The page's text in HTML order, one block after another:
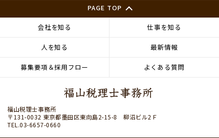
PAGE TOP
会社を知る 仕事を知る
人を知る 最新情報
募集要項＆採用フロー よくある質問
福山税理士事務所
〒131-0032 東京都墨田区東向島2-15-8 柳沼ビル2Ｆ
TEL.03-6657-0660